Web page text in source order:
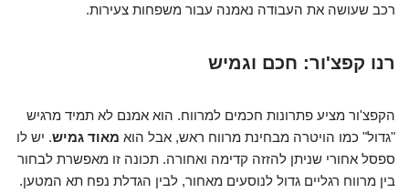
רכב שעושה את העבודה נאמנה עבור משפחות צעירות.
רנו קפצ'ור: חכם וגמיש
הקפצ'ור מציע פתרונות חכמים למרווח. הוא אמנם לא תמיד מרגיש
"גדול" כמו הויטרה מבחינת מרווח ראש, אבל הוא מאוד גמיש. יש לו
ספסל אחורי שניתן להזזה קדימה ואחורה. תכונה זו מאפשרת לבחור
בין מרווח רגליים גדול לנוסעים מאחור, לבין הגדלת נפח תא המטען.